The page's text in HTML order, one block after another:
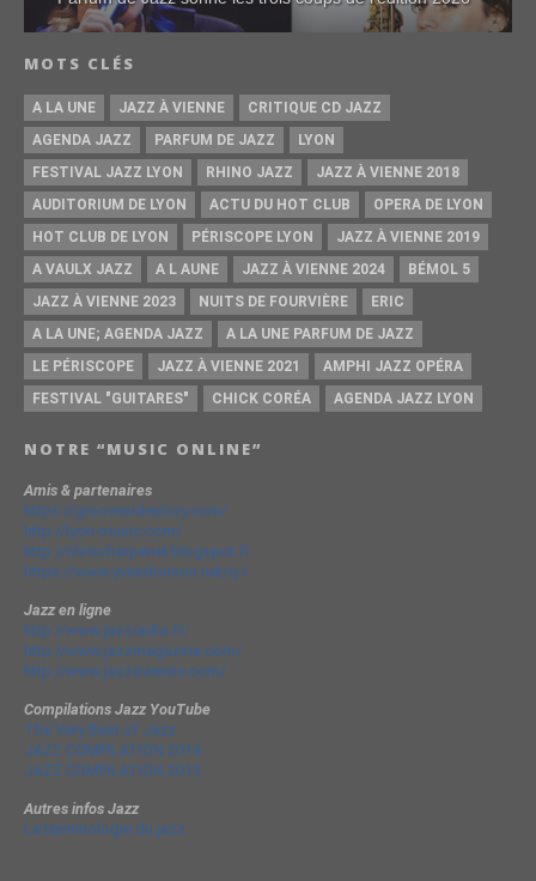
MOTS CLÉS
A LA UNE JAZZ À VIENNE
CRITIQUE CD JAZZ
AGENDA JAZZ
PARFUM DE JAZZ
LYON
FESTIVAL JAZZ LYON
RHINO JAZZ
JAZZ À VIENNE 2018
AUDITORIUM DE LYON
ACTU DU HOT CLUB
OPERA DE LYON
HOT CLUB DE LYON
PÉRISCOPE LYON
JAZZ À VIENNE 2019
A VAULX JAZZ
A L AUNE JAZZ À VIENNE 2024
BÉMOL 5
JAZZ À VIENNE 2023
NUITS DE FOURVIÈRE
ERIC
A LA UNE; AGENDA JAZZ
A LA UNE PARFUM DE JAZZ
LE PÉRISCOPE
JAZZ À VIENNE 2021
AMPHI JAZZ OPÉRA
FESTIVAL "GUITARES"
CHICK CORÉA AGENDA JAZZ LYON
NOTRE “MUSIC ONLINE”
Amis & partenaires
https://groovesidestory.com/
http://lyon-music.com/
http://chrischarpenel.blogspot.fr
https://www.yvesdorison.net/q-r
Jazz en ligne
http://www.jazzradio.fr/
http://www.jazzmagazine.com/
http://www.jazzavienne.com/
Compilations Jazz YouTube
The Very Best of Jazz
JAZZ COMPILATION 2014
JAZZ COMPILATION 2013
Autres infos Jazz
La terminologie du jazz